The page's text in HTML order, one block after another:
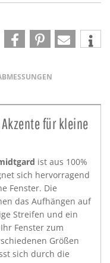
für kleine
ist aus 100%
sich hervorragend
Fenster. Die
das Aufhängen auf
Streifen und ein
Fenster zum
Größen
sich durch die